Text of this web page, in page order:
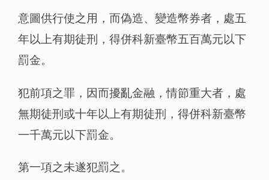
意圖供行使之用，而偽造、變造幣券者，處五
年以上有期徒刑，得併科新臺幣五百萬元以下
罰金。
犯前項之罪，因而擾亂金融，情節重大者，處
無期徒刑或十年以上有期徒刑，得併科新臺幣
一千萬元以下罰金。
第一項之未遂犯罰之。